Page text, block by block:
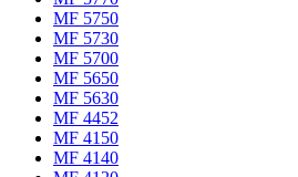
MF 5750
MF 5730
MF 5700
MF 5650
MF 5630
MF 4452
MF 4150
MF 4140